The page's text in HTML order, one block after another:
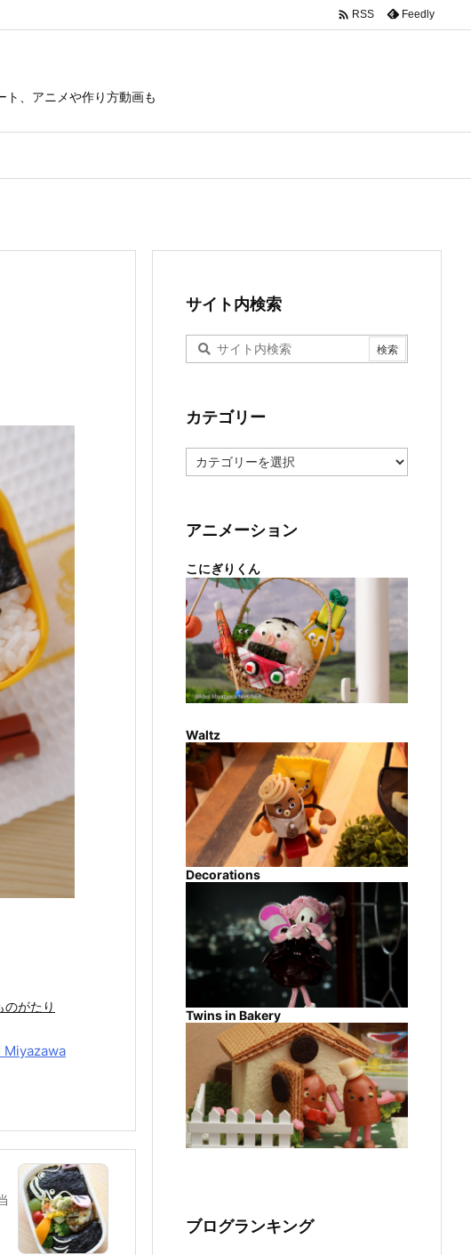
、アニメや作り方動画も
 RSS Feedly
のがたり
Miyazawa
サイト内検索
カテゴリー
テ
ー
アニメーション
こにぎりくん
Waltz
Decorations
Twins in Bakery
ブログランキング